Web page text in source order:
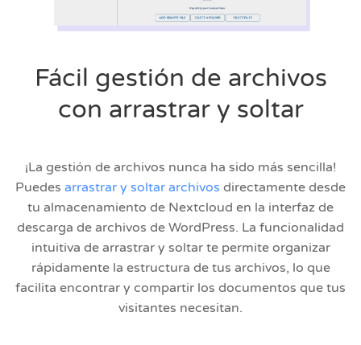
Fácil gestión de archivos
con arrastrar y soltar
¡La gestión de archivos nunca ha sido más sencilla!
Puedes arrastrar y soltar archivos directamente desde
tu almacenamiento de Nextcloud en la interfaz de
descarga de archivos de WordPress. La funcionalidad
intuitiva de arrastrar y soltar te permite organizar
rápidamente la estructura de tus archivos, lo que
facilita encontrar y compartir los documentos que tus
visitantes necesitan.